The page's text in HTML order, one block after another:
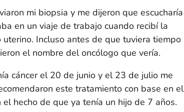
mi biopsia y me dijeron que escucharía
en un viaje de trabajo cuando recibí la
Incluso antes de que tuviera tiempo
el nombre del oncólogo que vería.
cáncer el 20 de junio y el 23 de julio me
este tratamiento con base en el
hecho de que ya tenía un hijo de 7 años.